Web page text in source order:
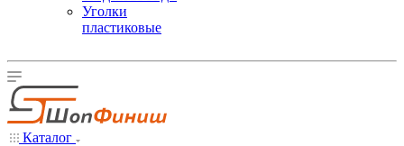
Уголки
пластиковые
Каталог